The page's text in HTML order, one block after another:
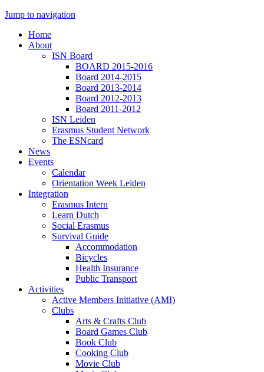
Jump to navigation
Home
About
ISN Board
BOARD 2015-2016
Board 2014-2015
Board 2013-2014
Board 2012-2013
Board 2011-2012
ISN Leiden
Erasmus Student Network
The ESNcard
News
Events
Calendar
Orientation Week Leiden
Integration
Erasmus Intern
Learn Dutch
Social Erasmus
Survival Guide
Accommodation
Bicycles
Health Insurance
Public Transport
Activities
Active Members Initiative (AMI)
Clubs
Arts & Crafts Club
Board Games Club
Book Club
Cooking Club
Movie Club